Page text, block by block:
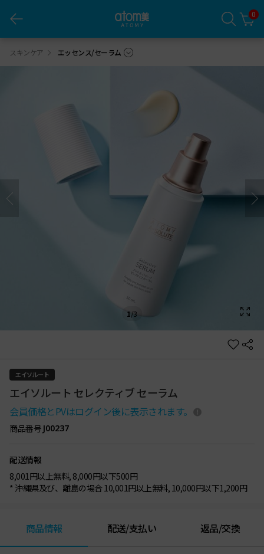
0
スキンケア エッセンス/セーラム
エイソルート セレクティブ セーラム
1/3
エイソルート
エイソルート セレクティブ セーラム
会員価格とPVはログイン後に表示されます。
商品番号 J00237
配送情報
8,001円以上無料, 8,000円以下500円
* 沖縄県及び、離島の場合 10,001円以上無料, 10,000円以下1,200円
商品情報 配送/支払い 返品/交換